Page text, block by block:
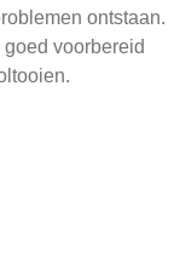
ontstaan.
voorbereid